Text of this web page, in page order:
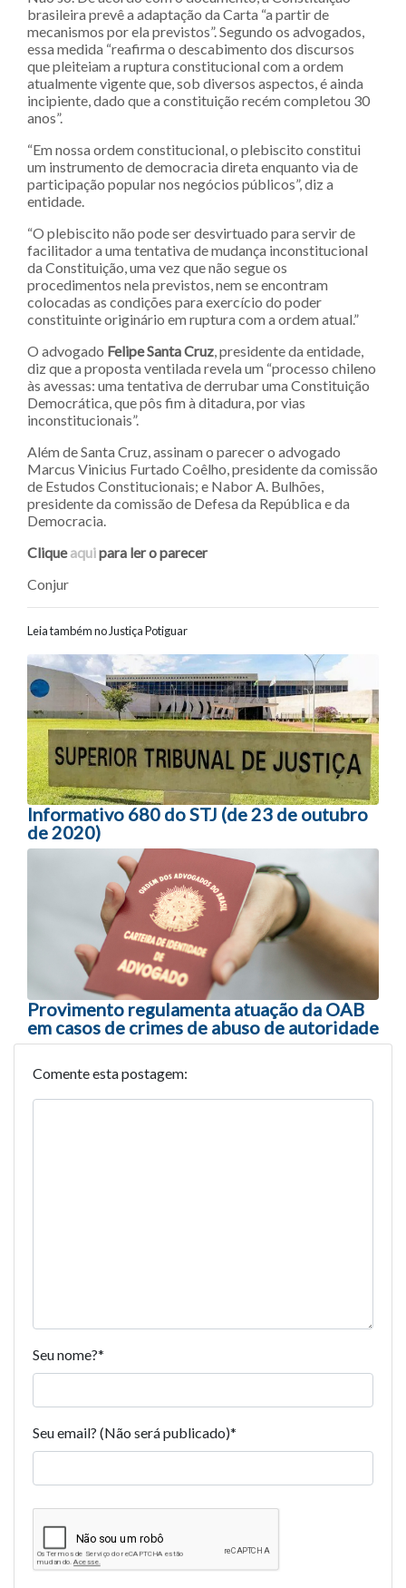
brasileira prevê a adaptação da Carta “a partir de
mecanismos por ela previstos”. Segundo os advogados,
essa medida “reafirma o descabimento dos discursos
que pleiteiam a ruptura constitucional com a ordem
atualmente vigente que, sob diversos aspectos, é ainda
incipiente, dado que a constituição recém completou 30
anos”.
“Em nossa ordem constitucional, o plebiscito constitui
um instrumento de democracia direta enquanto via de
participação popular nos negócios públicos”, diz a
entidade.
“O plebiscito não pode ser desvirtuado para servir de
facilitador a uma tentativa de mudança inconstitucional
da Constituição, uma vez que não segue os
procedimentos nela previstos, nem se encontram
colocadas as condições para exercício do poder
constituinte originário em ruptura com a ordem atual.”
O advogado Felipe Santa Cruz, presidente da entidade,
diz que a proposta ventilada revela um “processo chileno
às avessas: uma tentativa de derrubar uma Constituição
Democrática, que pôs fim à ditadura, por vias
inconstitucionais”.
Além de Santa Cruz, assinam o parecer o advogado
Marcus Vinicius Furtado Coêlho, presidente da comissão
de Estudos Constitucionais; e Nabor A. Bulhões,
presidente da comissão de Defesa da República e da
Democracia.
Cliqueaquipara ler o parecer
Conjur
Leia também no Justiça Potiguar
Navegação entre posts
Informativo 680 do STJ (de 23 de outubro
de 2020)
Provimento regulamenta atuação da OAB
em casos de crimes de abuso de autoridade
Comente esta postagem:
Seu nome?*
Seu email? (Não será publicado)*